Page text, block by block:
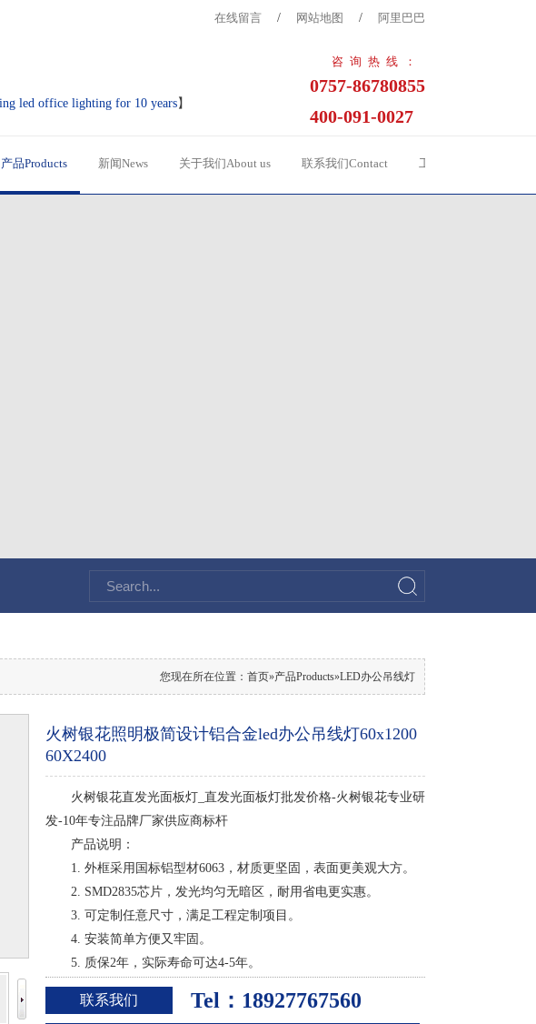
在线留言 / 网站地图 / 阿里巴巴
led office lighting for 10 years】
咨询热线：
0757-86780855
400-091-0027
产品Products 新闻News 关于我们About us 联系我们Contact 工程案例
您现在所在位置： 首页»产品Products»LED办公吊线灯
火树银花照明极简设计铝合金led办公吊线灯60x1200
60X2400
火树银花直发光面板灯_直发光面板灯批发价格-火树银花专业研
发-10年专注品牌厂家供应商标杆
产品说明：
1. 外框采用国标铝型材6063，材质更坚固，表面更美观大方。
2. SMD2835芯片，发光均匀无暗区，耐用省电更实惠。
3. 可定制任意尺寸，满足工程定制项目。
4. 安装简单方便又牢固。
5. 质保2年，实际寿命可达4-5年。
联系我们 Tel：18927767560